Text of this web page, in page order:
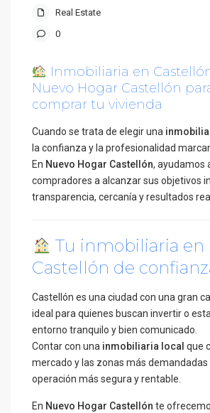
Real Estate
0
Inmobiliaria en
Nuevo Hogar Castellón
comprar tu vivienda
Cuando se trata de elegir una
la confianza y la profesionalidad
En Nuevo Hogar Castellón, ayudamos
compradores a alcanzar sus objetivos
transparencia, cercanía y resultados
Tu inmobiliaria en
Castellón de
Castellón es una ciudad con una gran
ideal para quienes buscan invertir o
entorno tranquilo y bien comunicado.
Contar con una inmobiliaria local que
mercado y las zonas más
operación más segura y rentable.
En Nuevo Hogar Castellón te